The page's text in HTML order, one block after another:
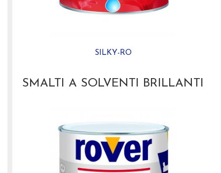
SILKY-RO
SMALTI A SOLVENTI BRILLANTI